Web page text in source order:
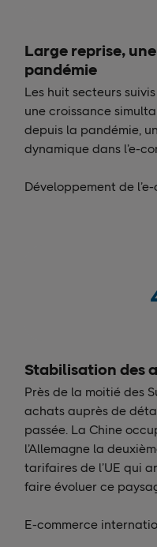
Large reprise,
pandémie
Les huit secteurs
une croissance
depuis la pandémie,
dynamique dans l’e-
Développement de
Stabilisation des
Près de la moitié des
achats auprès de
passée. La Chine
l’Allemagne la
tarifaires de l’UE qui
faire évoluer ce
E-commerce